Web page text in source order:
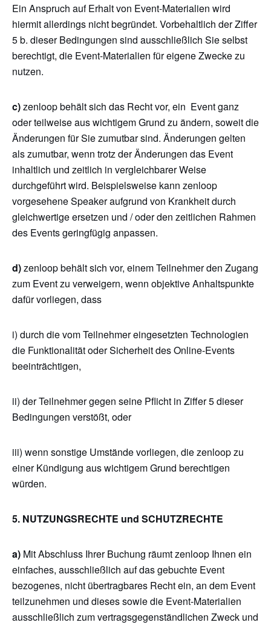
Ein Anspruch auf Erhalt von Event-Materialien wird
hiermit allerdings nicht begründet. Vorbehaltlich der Ziffer
5 b. dieser Bedingungen sind ausschließlich Sie selbst
berechtigt, die Event-Materialien für eigene Zwecke zu
nutzen.
c)zenloop behält sich das Recht vor, ein Event ganz
oder teilweise aus wichtigem Grund zu ändern, soweit die
Änderungen für Sie zumutbar sind. Änderungen gelten
als zumutbar, wenn trotz der Änderungen das Event
inhaltlich und zeitlich in vergleichbarer Weise
durchgeführt wird. Beispielsweise kann zenloop
vorgesehene Speaker aufgrund von Krankheit durch
gleichwertige ersetzen und / oder den zeitlichen Rahmen
des Events geringfügig anpassen.
d)zenloop behält sich vor, einem Teilnehmer den Zugang
zum Event zu verweigern, wenn objektive Anhaltspunkte
dafür vorliegen, dass
i) durch die vom Teilnehmer eingesetzten Technologien
die Funktionalität oder Sicherheit des Online-Events
beeinträchtigen,
ii) der Teilnehmer gegen seine Pflicht in Ziffer 5 dieser
Bedingungen verstößt, oder
iii) wenn sonstige Umstände vorliegen, die zenloop zu
einer Kündigung aus wichtigem Grund berechtigen
würden.
5. NUTZUNGSRECHTE und SCHUTZRECHTE
a) Mit Abschluss Ihrer Buchung räumt zenloop Ihnen ein
einfaches, ausschließlich auf das gebuchte Event
bezogenes, nicht übertragbares Recht ein, an dem Event
teilzunehmen und dieses sowie die Event-Materialien
ausschließlich zum vertragsgegenständlichen Zweck und